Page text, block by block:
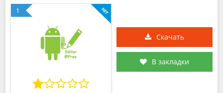
1
Скачать
В закладки